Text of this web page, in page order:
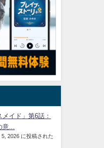
メイド」第6話：
...
5, 2026 に投稿された